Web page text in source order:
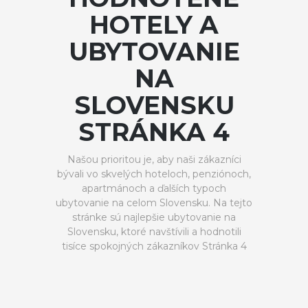
HOTELY A
UBYTOVANIE
NA
SLOVENSKU
STRÁNKA 4
Našou prioritou je, aby naši zákazníci
bývali vo skvelých hoteloch, penziónoch,
apartmánoch a ďalších typoch
ubytovanie na celom Slovensku. Na tejto
stránke sú najlepšie ubytovanie na
Slovensku, ktoré navštívili a hodnotili
tisíce spokojných zákazníkov Stránka 4